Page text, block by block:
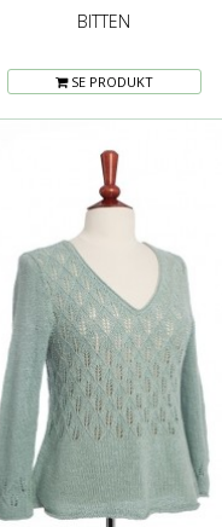
BITTEN
SE PRODUKT